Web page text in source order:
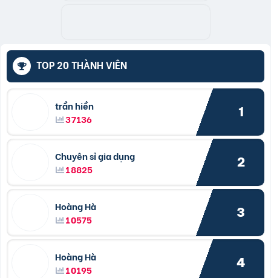
TOP 20 THÀNH VIÊN
trần hiền
37136
1
Chuyên sỉ gia dụng
18825
2
Hoàng Hà
10575
3
Hoàng Hà
10195
4